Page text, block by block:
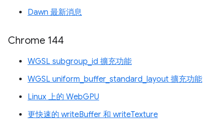
Dawn 最新消息
Chrome 144
WGSL subgroup_id 擴充功能
WGSL uniform_buffer_standard_layout 擴充功能
Linux 上的 WebGPU
更快速的 writeBuffer 和 writeTexture